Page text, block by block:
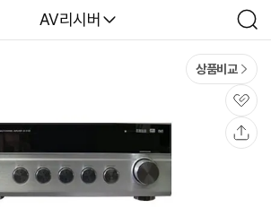
다나와
AV리시버
검
색
상품비교
관
심